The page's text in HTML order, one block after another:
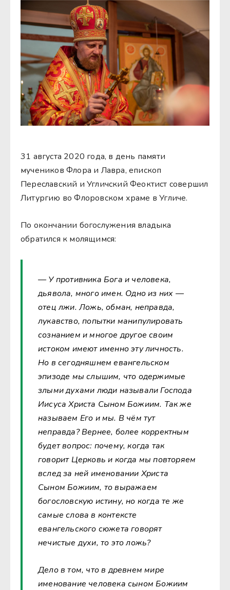
31 августа 2020 года, в день памяти
мучеников Флора и Лавра, епископ
Переславский и Угличский Феоктист совершил
Литургию во Флоровском храме в Угличе.
По окончании богослужения владыка
обратился к молящимся:
— У противника Бога и человека,
дьявола, много имен. Одно из них —
отец лжи. Ложь, обман, неправда,
лукавство, попытки манипулировать
сознанием и многое другое своим
истоком имеют именно эту личность.
Но в сегодняшнем евангельском
эпизоде мы слышим, что одержимые
злыми духами люди называли Господа
Иисуса Христа Сыном Божиим. Так же
называем Его и мы. В чём тут
неправда? Вернее, более корректным
будет вопрос: почему, когда так
говорит Церковь и когда мы повторяем
вслед за ней именовании Христа
Сыном Божиим, то выражаем
богословскую истину, но когда те же
самые слова в контексте
евангельского сюжета говорят
нечистые духи, то это ложь?
Дело в том, что в древнем мире
именование человека сыном Божиим